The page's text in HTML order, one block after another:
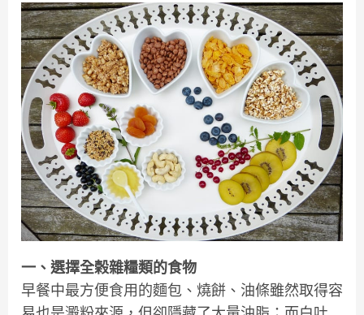
一、選擇全榖雜糧類的食物
早餐中最方便食用的麵包、燒餅、油條雖然取得容